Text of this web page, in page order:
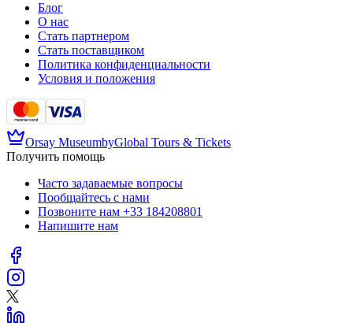
Блог
О нас
Стать партнером
Стать поставщиком
Политика конфиденциальности
Условия и положения
Orsay MuseumbyGlobal Tours & Tickets
Получить помощь
Часто задаваемые вопросы
Пообщайтесь с нами
Позвоните нам +33 184208801
Напишите нам